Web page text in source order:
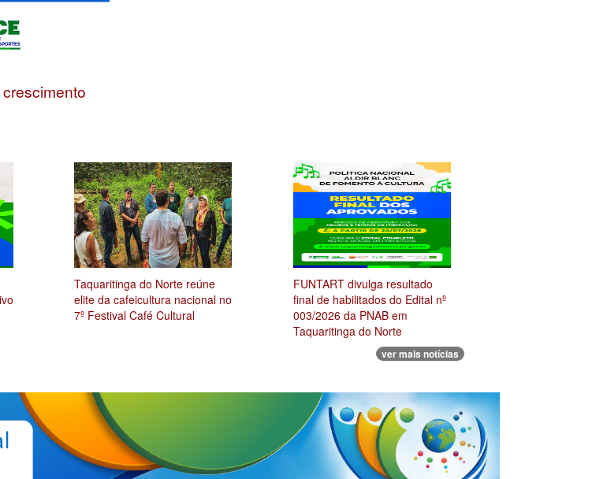
Taquaritinga do Norte reúne
elite da cafeicultura nacional no
7º Festival Café Cultural
FUNTART divulga resultado
final de habilitados do Edital nº
003/2026 da PNAB em
Taquaritinga do Norte
ver mais notícias